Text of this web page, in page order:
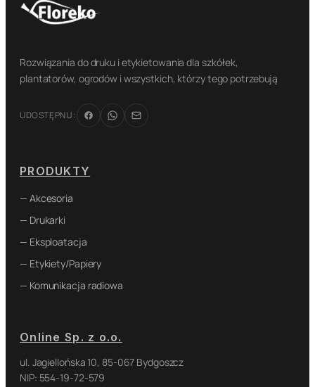
Rozwiązania do druku i etykietowania dla szkółek,
plantatorów, ogrodów i wszystkich, którzy tego potrzebują
UDOSTĘPNIJ:
PRODUKTY
— Akcesoria
— Drukarki
— Eksploatacja
— Etykiety/Papiery
— Komunikacja radiowa
Online Sp. z o.o.
ul. Jagiellońska 10, 85-067 Bydgoszcz
NIP: 554-19-72-579